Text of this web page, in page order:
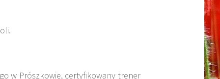
w Prószkowie, certyfikowany trener